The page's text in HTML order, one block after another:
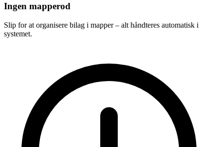
Ingen mapperod
Slip for at organisere bilag i mapper – alt håndteres automatisk i
systemet.